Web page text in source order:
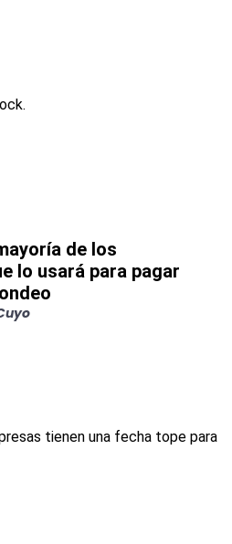
de los
lo usará para pagar